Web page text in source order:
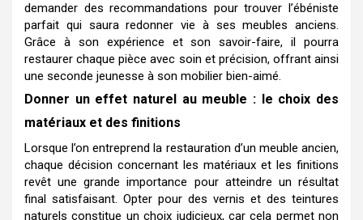
demander des recommandations pour trouver l’ébéniste
parfait qui saura redonner vie à ses meubles anciens.
Grâce à son expérience et son savoir-faire, il pourra
restaurer chaque pièce avec soin et précision, offrant ainsi
une seconde jeunesse à son mobilier bien-aimé.
Donner un effet naturel au meuble : le choix des
matériaux et des finitions
Lorsque l’on entreprend la restauration d’un meuble ancien,
chaque décision concernant les matériaux et les finitions
revêt une grande importance pour atteindre un résultat
final satisfaisant. Opter pour des vernis et des teintures
naturels constitue un choix judicieux, car cela permet non